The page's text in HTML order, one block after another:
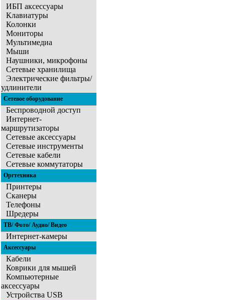
ИБП аксессуары
Клавиатуры
Колонки
Мониторы
Мультимедиа
Мыши
Наушники, микрофоны
Сетевые хранилища
Электрические фильтры/
удлинители
Сетевое оборудование
Беспроводной доступ
Интернет-
маршрутизаторы
Сетевые аксессуары
Сетевые инструменты
Сетевые кабели
Сетевые коммутаторы
Оргтехника
Принтеры
Сканеры
Телефоны
Шредеры
ТВ/ Фото/ Аудио/ Видео
Интернет-камеры
Аксессуары
Кабели
Коврики для мышей
Компьютерные
аксессуары
Устройства USB